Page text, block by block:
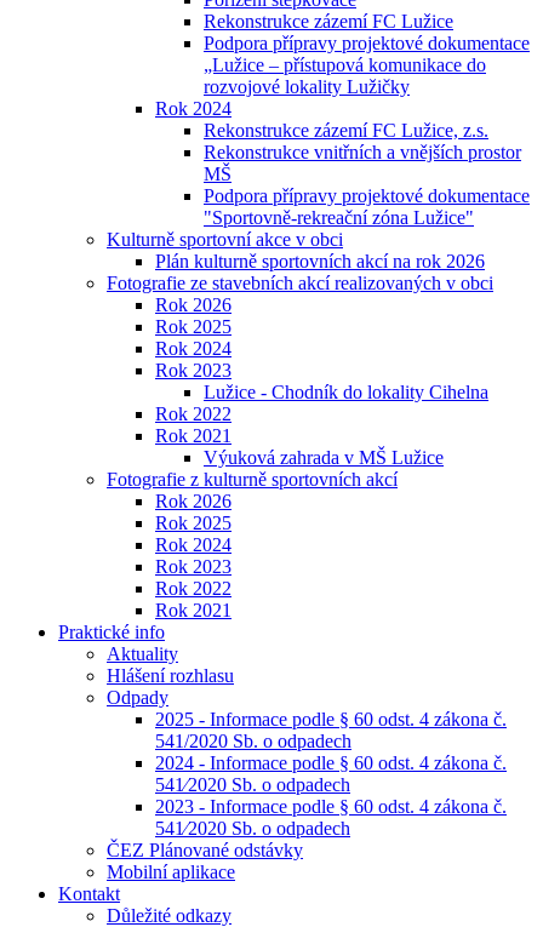
Rekonstrukce zázemí FC Lužice
Podpora přípravy projektové dokumentace
„Lužice – přístupová komunikace do
rozvojové lokality Lužičky
Rok 2024
Rekonstrukce zázemí FC Lužice, z.s.
Rekonstrukce vnitřních a vnějších prostor
MŠ
Podpora přípravy projektové dokumentace
"Sportovně-rekreační zóna Lužice"
Kulturně sportovní akce v obci
Plán kulturně sportovních akcí na rok 2026
Fotografie ze stavebních akcí realizovaných v obci
Rok 2026
Rok 2025
Rok 2024
Rok 2023
Lužice - Chodník do lokality Cihelna
Rok 2022
Rok 2021
Výuková zahrada v MŠ Lužice
Fotografie z kulturně sportovních akcí
Rok 2026
Rok 2025
Rok 2024
Rok 2023
Rok 2022
Rok 2021
Praktické info
Aktuality
Hlášení rozhlasu
Odpady
2025 - Informace podle § 60 odst. 4 zákona č.
541/2020 Sb. o odpadech
2024 - Informace podle § 60 odst. 4 zákona č.
541⁄2020 Sb. o odpadech
2023 - Informace podle § 60 odst. 4 zákona č.
541⁄2020 Sb. o odpadech
ČEZ Plánované odstávky
Mobilní aplikace
Kontakt
Důležité odkazy